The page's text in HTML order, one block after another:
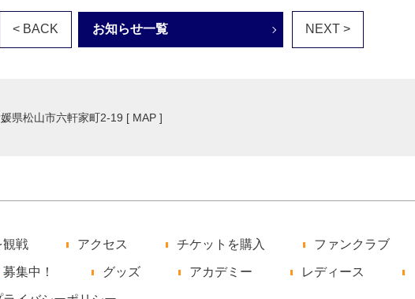
< BACK お知らせ一覧 NEXT >
県松山市六軒家町2-19 [ MAP ]
観戦 アクセス チケットを購入 ファンクラブ
募集中！ グッズ アカデミー レディース